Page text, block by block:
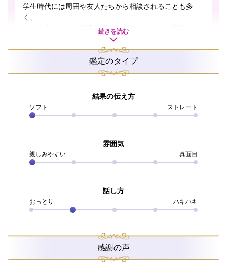
学生時代には周囲や友人たちから相談されることも多
く、
「付き合い始めた彼氏が信じられそうな人か、信頼でき
るあなたに見てほしい！」と、恋愛相談を受けることも
よくありました。
長い鑑定師生活のなかで2万件以上のご相談者様とご縁が
就を見届けることができております。
望みを諦めず努力が実を結んだ皆様の傍でお力添えでき
ることに、わたしのほうがいつも幸せや喜びをいただく
もちろんどんなお悩みでも預けていただくことに有難さ
を感じておりますが、今でも恋愛相談は大歓迎！
どうしたらこの先うまくいくか》など、《関係性を発展
させるための前向きな鑑定》を得意としています。
「状況が難しいとわかっているから、もう諦めたほうが
いいのかな？」と、心が折れそうになってしまうこと
も、時にはありますよね。
続きを読む
鑑定のタイプ
結果の伝え方
ソフト ストレート
雰囲気
親しみやすい 真面目
話し方
おっとり ハキハキ
感謝の声